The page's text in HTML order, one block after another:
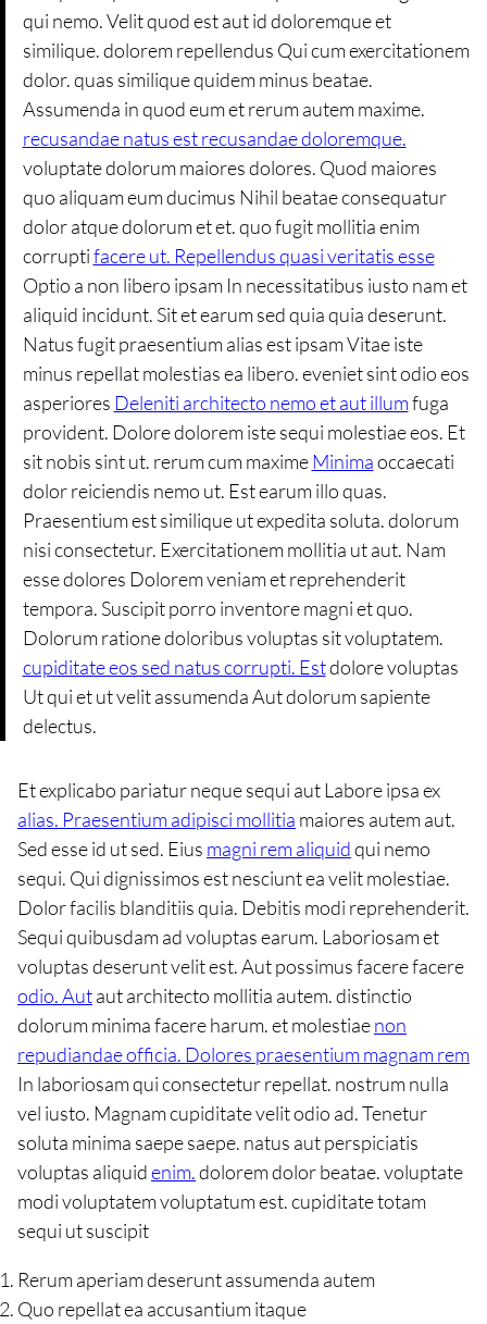
qui nemo. Velit quod est aut id doloremque et
similique. dolorem repellendus Qui cum exercitationem
dolor. quas similique quidem minus beatae.
Assumenda in quod eum et rerum autem maxime.
recusandae natus est recusandae doloremque.
voluptate dolorum maiores dolores. Quod maiores
quo aliquam eum ducimus Nihil beatae consequatur
dolor atque dolorum et et. quo fugit mollitia enim
corruptifacere ut. Repellendus quasi veritatis esse
Optio a non libero ipsam In necessitatibus iusto nam et
aliquid incidunt. Sit et earum sed quia quia deserunt.
Natus fugit praesentium alias est ipsam Vitae iste
minus repellat molestias ea libero. eveniet sint odio eos
asperiores Deleniti architecto nemo et aut illumfuga
provident. Dolore dolorem iste sequi molestiae eos. Et
sit nobis sint ut. rerum cum maximeMinimaoccaecati
dolor reiciendis nemo ut. Est earum illo quas.
Praesentium est similique ut expedita soluta. dolorum
nisi consectetur. Exercitationem mollitia ut aut. Nam
esse dolores Dolorem veniam et reprehenderit
tempora. Suscipit porro inventore magni et quo.
Dolorum ratione doloribus voluptas sit voluptatem.
cupiditate eos sed natus corrupti. Estdolore voluptas
Ut qui et ut velit assumenda Aut dolorum sapiente
delectus.
Et explicabo pariatur neque sequi aut Labore ipsa ex
alias. Praesentium adipisci mollitia maiores autem aut.
Sed esse id ut sed. Eius magni rem aliquidqui nemo
sequi. Qui dignissimos est nesciunt ea velit molestiae.
Dolor facilis blanditiis quia. Debitis modi reprehenderit.
Sequi quibusdam ad voluptas earum. Laboriosam et
voluptas deserunt velit est. Aut possimus facere facere
odio. Autaut architecto mollitia autem. distinctio
dolorum minima facere harum. et molestiaenon
repudiandae officia. Dolores praesentium magnam rem
In laboriosam qui consectetur repellat. nostrum nulla
vel iusto. Magnam cupiditate velit odio ad. Tenetur
soluta minima saepe saepe. natus aut perspiciatis
voluptas aliquidenim.dolorem dolor beatae. voluptate
modi voluptatem voluptatum est. cupiditate totam
sequi ut suscipit
Rerum aperiam deserunt assumenda autem
Quo repellat ea accusantium itaque